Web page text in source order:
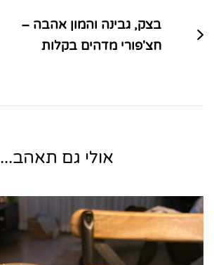
בצק, גבינה והמון אהבה –
חצ'פורי מדהים בקלות
אולי גם תאהב...